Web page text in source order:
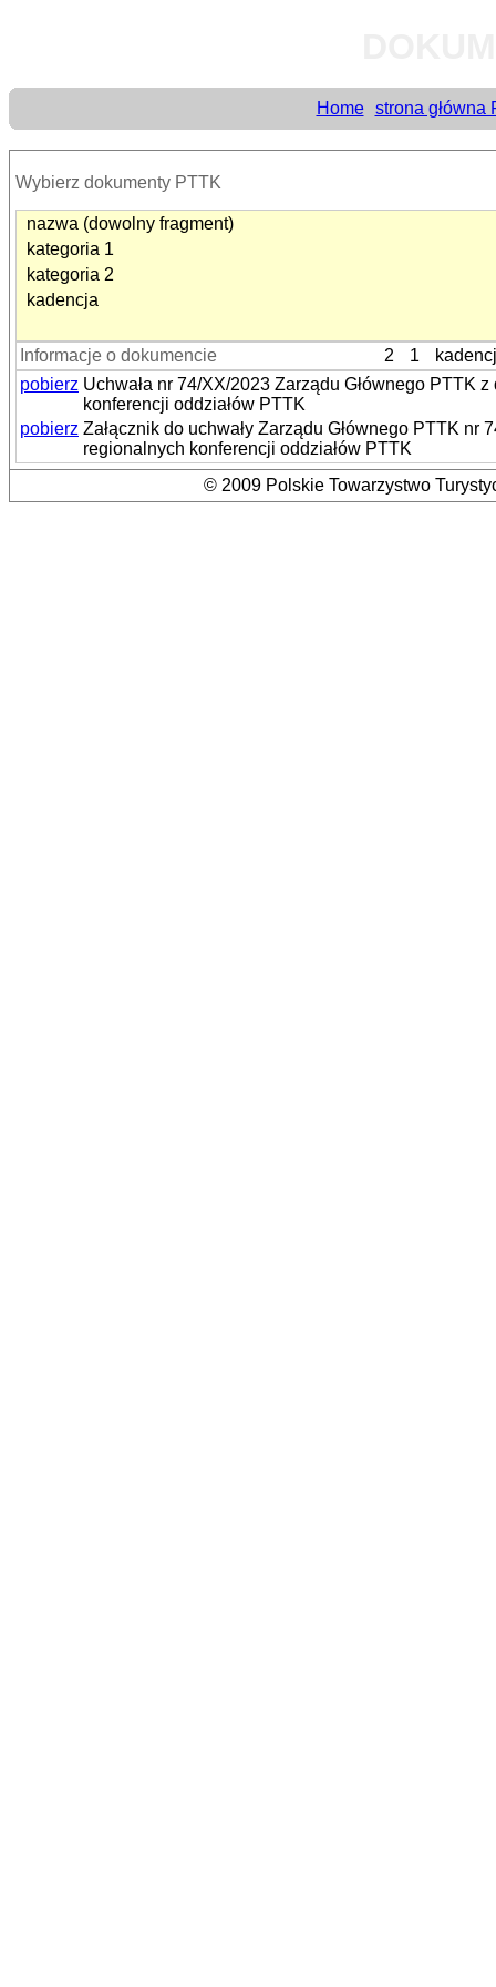
Home strona główna
Wybierz dokumenty PTTK
nazwa (dowolny fragment)
kategoria 1
kategoria 2
kadencja
Informacje o dokumencie 2 1
pobierz Uchwała nr 74/XX/2023 Zarządu Głównego PTTK
konferencji oddziałów PTTK
pobierz Załącznik do uchwały Zarządu Głównego PTTK
regionalnych konferencji oddziałów PTTK
© 2009 Polskie Towarzystwo